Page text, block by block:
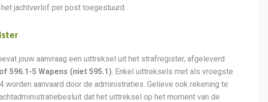
jachtverlof per post toegestuurd.
jouw aanvraag een uittreksel uit het strafregister, afgeleverd
596.1-5 Wapens (niet 595.1). Enkel uittreksels met als vroegste
worden aanvaard door de administraties. Gelieve ook rekening te
dat het uittreksel op het moment van de